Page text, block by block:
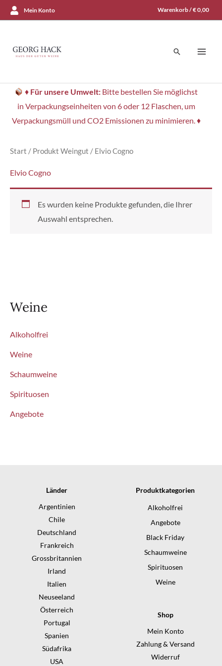
Zum
Inhalt
Mein Konto Warenkorb /€0,00
Suchen
♦ Für unsere Umwelt: Bitte bestellen Sie möglichst
in Verpackungseinheiten von 6 oder 12 Flaschen, um
Verpackungsmüll und CO2 Emissionen zu minimieren. ♦
Weine
Alkoholfrei
Weine
Schaumweine
Spirituosen
Angebote
Start / Produkt Weingut / Elvio Cogno
Elvio Cogno
Es wurden keine Produkte gefunden, die Ihrer
Auswahl entsprechen.
Länder
Argentinien
Chile
Deutschland
Frankreich
Grossbritannien
Irland
Italien
Neuseeland
Österreich
Portugal
Spanien
Südafrika
USA
Produktkategorien
Alkoholfrei
Angebote
Black Friday
Schaumweine
Spirituosen
Weine
Shop
Mein Konto
Zahlung & Versand
Widerruf